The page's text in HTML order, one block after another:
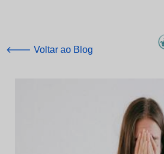
🡐 Voltar ao Blog